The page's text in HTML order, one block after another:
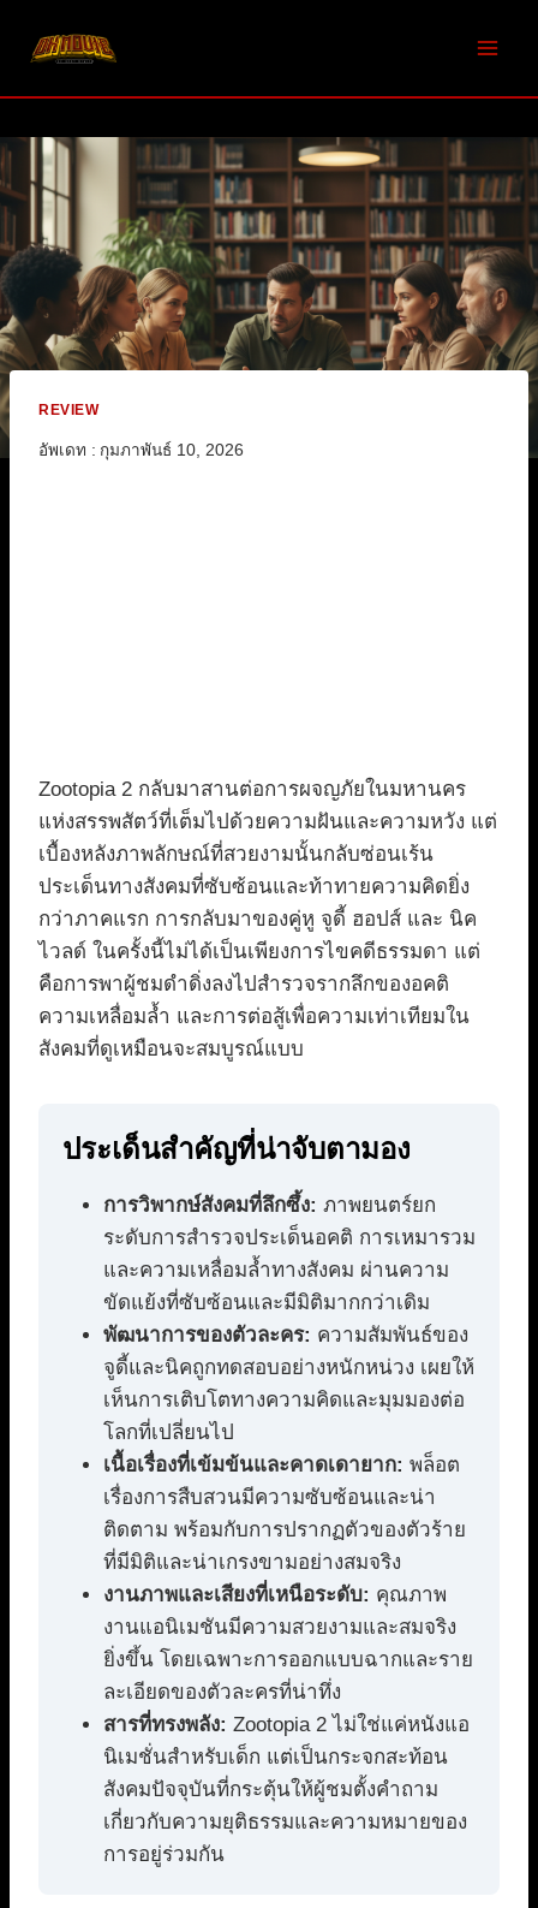
REVIEW
อัพเดท : กุมภาพันธ์ 10, 2026
Zootopia 2 กลับมาสานต่อการผจญภัยในมหานคร
แห่งสรรพสัตว์ที่เต็มไปด้วยความฝันและความหวัง แต่
เบื้องหลังภาพลักษณ์ที่สวยงามนั้นกลับซ่อนเร้น
ประเด็นทางสังคมที่ซับซ้อนและท้าทายความคิดยิ่ง
กว่าภาคแรก การกลับมาของคู่หู จูดี้ ฮอปส์ และ นิค
ไวลด์ ในครั้งนี้ไม่ได้เป็นเพียงการไขคดีธรรมดา แต่
คือการพาผู้ชมดำดิ่งลงไปสำรวจรากลึกของอคติ
ความเหลื่อมล้ำ และการต่อสู้เพื่อความเท่าเทียมใน
สังคมที่ดูเหมือนจะสมบูรณ์แบบ
ประเด็นสำคัญที่น่าจับตามอง
การวิพากษ์สังคมที่ลึกซึ้ง: ภาพยนตร์ยก
ระดับการสำรวจประเด็นอคติ การเหมารวม
และความเหลื่อมล้ำทางสังคม ผ่านความ
ขัดแย้งที่ซับซ้อนและมีมิติมากกว่าเดิม
พัฒนาการของตัวละคร: ความสัมพันธ์ของ
จูดี้และนิคถูกทดสอบอย่างหนักหน่วง เผยให้
เห็นการเติบโตทางความคิดและมุมมองต่อ
โลกที่เปลี่ยนไป
เนื้อเรื่องที่เข้มข้นและคาดเดายาก: พล็อต
เรื่องการสืบสวนมีความซับซ้อนและน่า
ติดตาม พร้อมกับการปรากฏตัวของตัวร้าย
ที่มีมิติและน่าเกรงขามอย่างสมจริง
งานภาพและเสียงที่เหนือระดับ: คุณภาพ
งานแอนิเมชันมีความสวยงามและสมจริง
ยิ่งขึ้น โดยเฉพาะการออกแบบฉากและราย
ละเอียดของตัวละครที่น่าทึ่ง
สารที่ทรงพลัง: Zootopia 2 ไม่ใช่แค่หนังแอ
นิเมชั่นสำหรับเด็ก แต่เป็นกระจกสะท้อน
สังคมปัจจุบันที่กระตุ้นให้ผู้ชมตั้งคำถาม
เกี่ยวกับความยุติธรรมและความหมายของ
การอยู่ร่วมกัน